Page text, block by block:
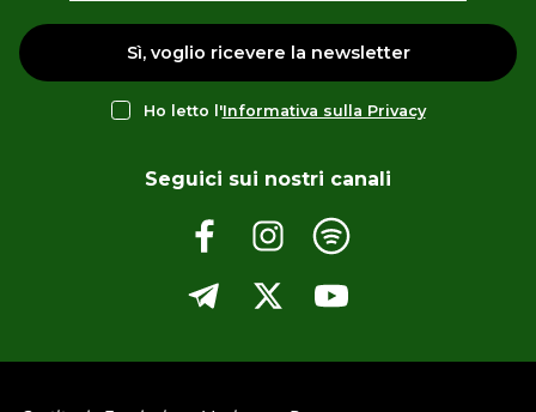
Sì, voglio ricevere la newsletter
Ho letto l'Informativa sulla Privacy
Seguici sui nostri canali